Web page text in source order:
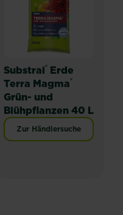
Substral® Erde
Terra Magma®
Grün- und
Blühpflanzen 40 L
Zur Händlersuche